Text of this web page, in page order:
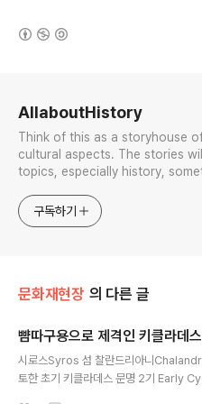
AllaboutHistory
Think of this as a storyhouse
cultural aspects. The stories
topics, especially history,
approach will be to resist any
generalized viewpoint
구독하기
문화재현장 의 다른 글
뺨따구용으로 제격인 키클라데
시로스Syros 섬 찰란드리아니
토한 초기 키클라데스 문명 2기 Early